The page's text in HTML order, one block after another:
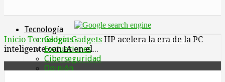
tu correo electrónico
Tecnología
Gadgets
Evaluaciones
Ciberseguridad
Opinión
Inicio Tecnología Gadgets HP acelera la era de la PC
inteligente con IA en el...